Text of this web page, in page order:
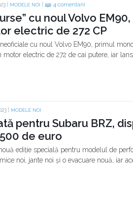
| MODELE NOI 4 comentarii
cu noul Volvo
electric de 272 CP
cu noul Volvo EM90, primul
electric de 272 de cai putere, iar
| MODELE NOI
pentru Subaru BRZ,
de euro
ediție specială pentru modelul de
noi, jante noi și o evacuare nouă, iar